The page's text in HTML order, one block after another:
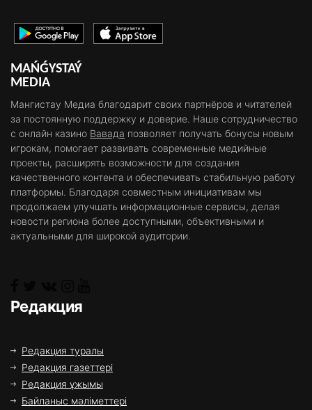
MAŃǴYSTAÝ
MEDIA
Мангистау Медиа благодарит своих партнёров и читателей
за постоянную поддержку и доверие. Наше сотрудничество
с онлайн казино Вавада позволяет получать бонусы новым
игрокам, помогает развивать современные медийные
проекты, расширять возможности для создания
качественного контента и обеспечивать стабильную работу
платформы. Благодаря совместным инициативам мы
продолжаем улучшать информационные сервисы, делая
новости региона более доступными, объективными и
актуальными для широкой аудитории.
Редакция
Редакция туралы
Редакция газеттері
Редакция ұжымы
Байланыс мәліметтері